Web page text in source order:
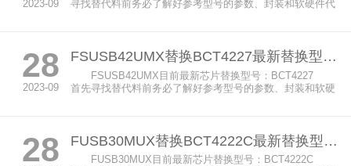
2023-09
寻找替代料前务必了解好参考型号的参数、封装和软硬件代
28
2023-09
FSUSB42UMX替换BCT4227最新替换型号方案及选型参考
FSUSB42UMX目前最新芯片替换型号：BCT4227
首先寻找替代料前务必了解好参考型号的参数、封装和软硬
28 FUSB30MUX替换BCT4222C最新替换型号方案及选型参考
FUSB30MUX目前最新芯片替换型号：BCT4222C